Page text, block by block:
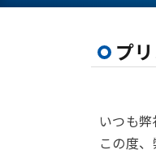
プ
いつも
この度